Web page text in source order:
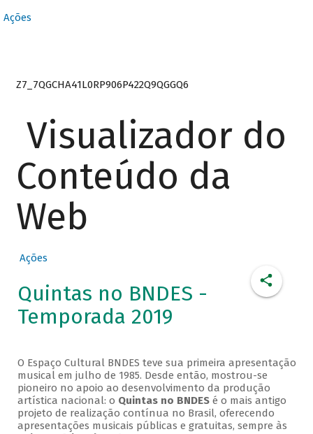
Ações
Z7_7QGCHA41L0RP906P422Q9QGGQ6
Visualizador do
Conteúdo da
Web
Ações
Quintas no BNDES -
Temporada 2019
O Espaço Cultural BNDES teve sua primeira apresentação
musical em julho de 1985. Desde então, mostrou-se
pioneiro no apoio ao desenvolvimento da produção
artística nacional: o Quintas no BNDESé o mais antigo
projeto de realização contínua no Brasil, oferecendo
apresentações musicais públicas e gratuitas, sempre às